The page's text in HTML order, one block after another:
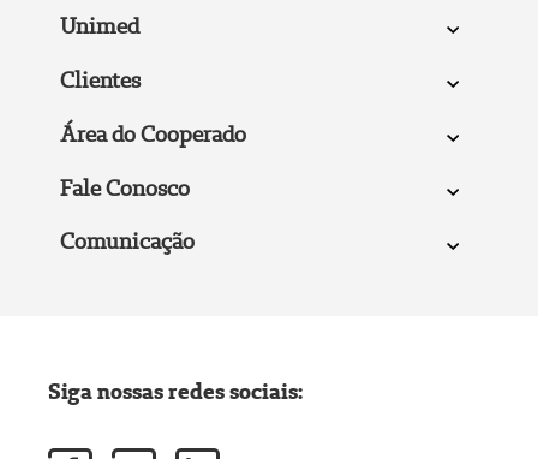
Unimed
Clientes
Área do Cooperado
Fale Conosco
Comunicação
Siga nossas redes sociais: